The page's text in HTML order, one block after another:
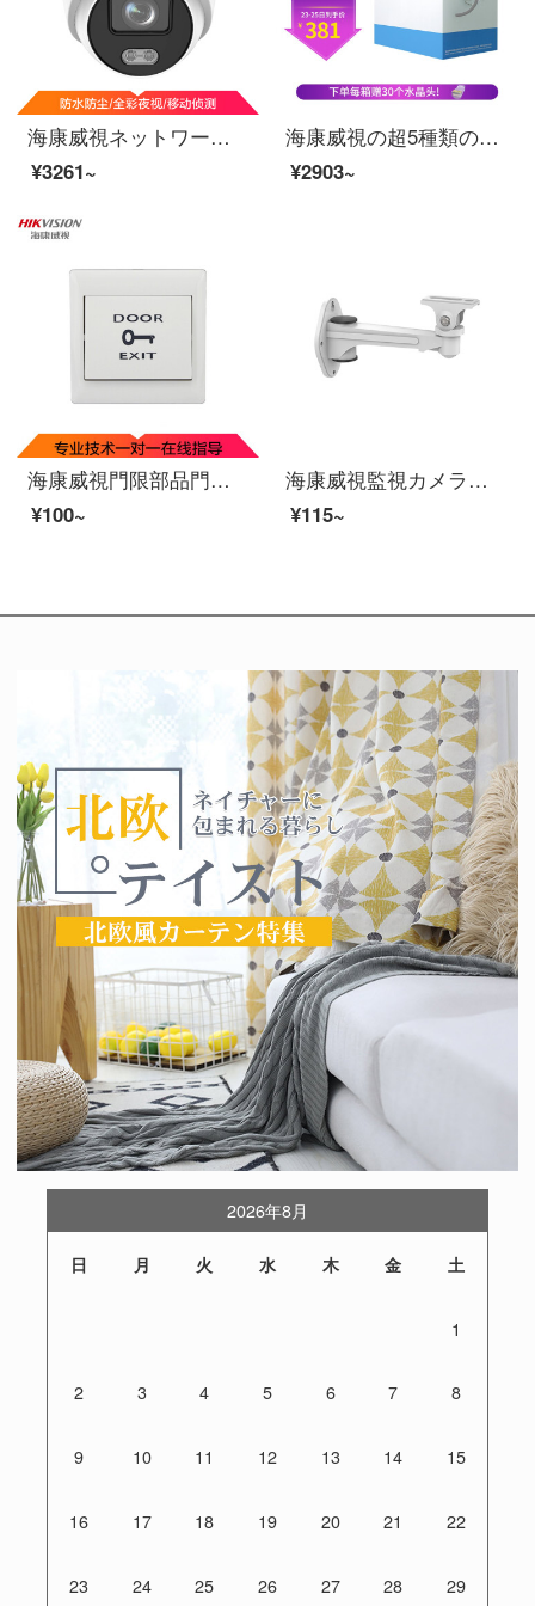
海康威視ネットワーク監視カメラ200万高清1080 P昼夜監視臻フルカラー画面携帯電話長非POE半球形カメラ3327 FDWD-LS 6 MM
¥3261~
海康威視の超5種類のネットの線の工事級の無酸素の銅の箱の線の百兆ネットは福禄克のツイストペアの工事を過ぎて監視します。
¥2903~
海康威視門限部品門限考課一体機部品門限スイッチ販売型ドア開けボタン（外採ブランド）EB 29（有料全国設置）
¥100~
海康威視監視カメラサポートモニタサポートDS-205 ZJ（ランダム出荷））
¥115~
2026年8月
日 月 火 水 木 金 土
1
2 3 4 5 6 7 8
9 10 11 12 13 14 15
16 17 18 19 20 21 22
23 24 25 26 27 28 29